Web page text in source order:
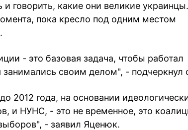
и говорить, какие они великие
пока кресло под одним местом
- это базовая задача, чтобы работал
занимались своим делом", - подчеркнул
2012 года, на основании
и НУНС, - это не временное, это
- заявил Яценюк.